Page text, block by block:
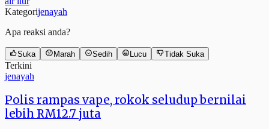
Kategorijenayah
Apa reaksi anda?
Suka Marah Sedih Lucu Tidak Suka
Terkini
jenayah
Polis rampas vape, rokok seludup bernilai
lebih RM12.7 juta